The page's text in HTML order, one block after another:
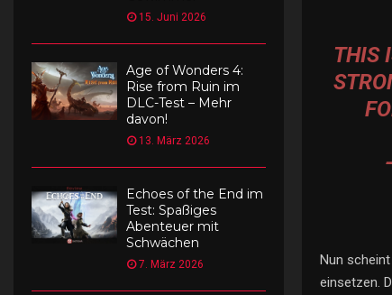
THIS
Nun
einsetzen.
15. Juni 2026
Age of Wonders 4:
Rise from Ruin im
DLC-Test – Mehr
davon!
13. März 2026
Echoes of the End im
Test: Spaßiges
Abenteuer mit
Schwächen
7. März 2026